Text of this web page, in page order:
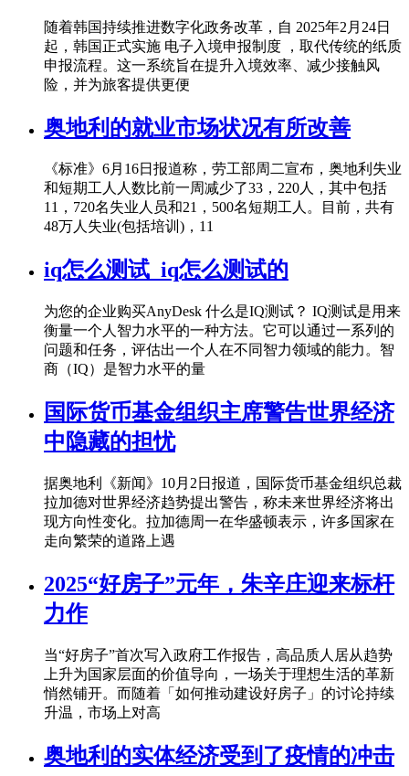
随着韩国持续推进数字化政务改革，自 2025年2月24日
起，韩国正式实施 电子入境申报制度 ，取代传统的纸质
申报流程。这一系统旨在提升入境效率、减少接触风
险，并为旅客提供更便
奥地利的就业市场状况有所改善
《标准》6月16日报道称，劳工部周二宣布，奥地利失业
和短期工人人数比前一周减少了33，220人，其中包括
11，720名失业人员和21，500名短期工人。目前，共有
48万人失业(包括培训)，11
iq怎么测试_iq怎么测试的
为您的企业购买AnyDesk 什么是IQ测试？ IQ测试是用来
衡量一个人智力水平的一种方法。它可以通过一系列的
问题和任务，评估出一个人在不同智力领域的能力。智
商（IQ）是智力水平的量
国际货币基金组织主席警告世界经济
中隐藏的担忧
据奥地利《新闻》10月2日报道，国际货币基金组织总裁
拉加德对世界经济趋势提出警告，称未来世界经济将出
现方向性变化。拉加德周一在华盛顿表示，许多国家在
走向繁荣的道路上遇
2025“好房子”元年，朱辛庄迎来标杆
力作
当“好房子”首次写入政府工作报告，高品质人居从趋势
上升为国家层面的价值导向，一场关于理想生活的革新
悄然铺开。而随着「如何推动建设好房子」的讨论持续
升温，市场上对高
奥地利的实体经济受到了疫情的冲击